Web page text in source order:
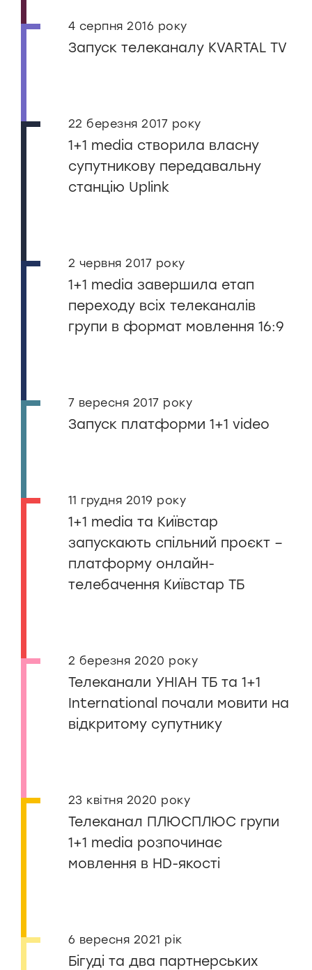
4 серпня 2016 року
Запуск телеканалу KVARTAL TV
22 березня 2017 року
1+1 media створила власну
супутникову передавальну
станцію Uplink
2 червня 2017 року
1+1 media завершила етап
переходу всіх телеканалів
групи в формат мовлення 16:9
7 вересня 2017 року
Запуск платформи 1+1 video
11 грудня 2019 року
1+1 media та Київстар
запускають спільний проєкт –
платформу онлайн-
телебачення Київстар ТБ
2 березня 2020 року
Телеканали УНІАН ТБ та 1+1
International почали мовити на
відкритому супутнику
23 квітня 2020 року
Телеканал ПЛЮСПЛЮС групи
1+1 media розпочинає
мовлення в HD-якості
6 вересня 2021 рік
Бігуді та два партнерських